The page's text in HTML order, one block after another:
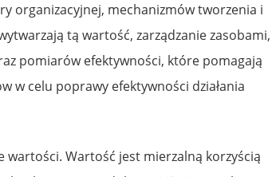
organizacyjnej, mechanizmów tworzenia i
tą wartość, zarządzanie zasobami,
pomiarów efektywności, które pomagają
w celu poprawy efektywności działania
wartości. Wartość jest mierzalną korzyścią